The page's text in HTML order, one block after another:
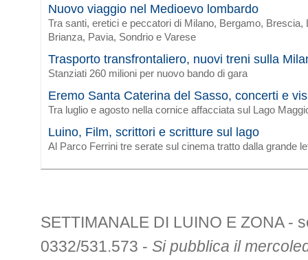
Nuovo viaggio nel Medioevo lombardo
Tra santi, eretici e peccatori di Milano, Bergamo, Brescia,
Brianza, Pavia, Sondrio e Varese
Trasporto transfrontaliero, nuovi treni sulla
Stanziati 260 milioni per nuovo bando di gara
Eremo Santa Caterina del Sasso, concerti e
Tra luglio e agosto nella cornice affacciata sul Lago
Luino, Film, scrittori e scritture sul lago
Al Parco Ferrini tre serate sul cinema tratto dalla grande
SETTIMANALE DI LUINO E ZONA -
0332/531.573 - Si pubblica il